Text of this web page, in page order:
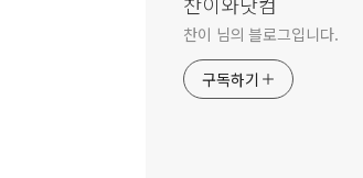
찬이 님의 블로그입니다.
구독하기